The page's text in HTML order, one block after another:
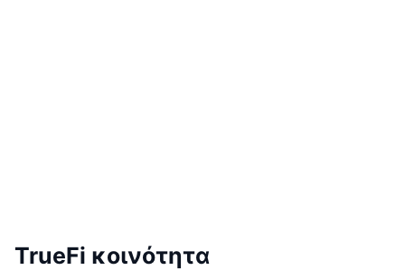
TrueFi κοινότητα